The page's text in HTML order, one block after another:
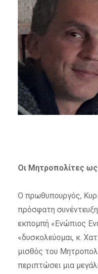
Οι Μητροπολίτες
Ο πρωθυπουργός,
πρόσφατη
εκπομπή «Ενώπιος
«δυσκολεύομαι, κ.
μισθός του
περιπτώσει μια